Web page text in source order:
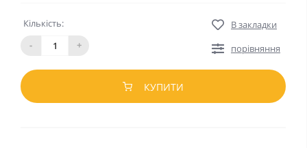
Кількість:
-
+
В закладки
порівняння
КУПИТИ